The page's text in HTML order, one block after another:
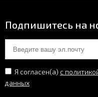
Подпишитесь на
Я согласен(a) с
данных